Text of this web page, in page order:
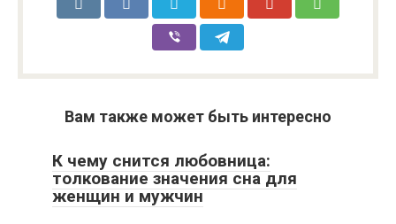
Вам также может быть интересно
К чему снится любовница:
толкование значения сна для
женщин и мужчин